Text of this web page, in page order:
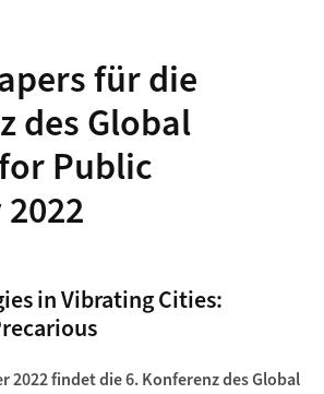
für die
des Global
Public
in Vibrating Cities:
2022 findet die 6. Konferenz des Global